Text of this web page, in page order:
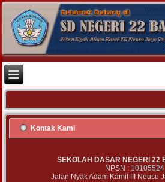
Kontak Kami
SEKOLAH DASAR NEGERI 22
NPSN : 10105524
Jalan Nyak Adam Kamil III Neusu